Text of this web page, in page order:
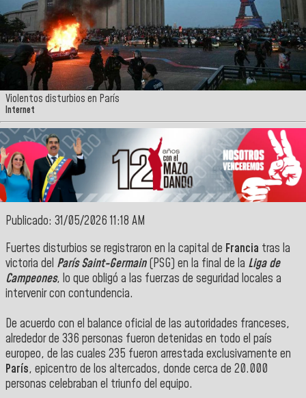
Violentos disturbios en París
Internet
Publicado: 31/05/2026 11:18 AM
Fuertes disturbios se registraron en la capital de Francia tras la
victoria del París Saint-Germain(PSG) en la final de la Liga de
Campeones, lo que obligó a las fuerzas de seguridad locales a
intervenir con contundencia.
De acuerdo con el balance oficial de las autoridades franceses,
alrededor de 336 personas fueron detenidas en todo el país
europeo, de las cuales 235 fueron arrestada exclusivamente en
París, epicentro de los altercados, donde cerca de 20.000
personas celebraban el triunfo del equipo.